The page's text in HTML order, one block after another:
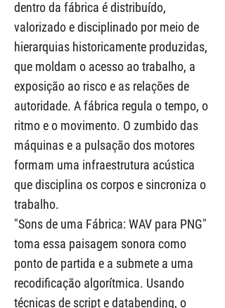
dentro da fábrica é distribuído,
valorizado e disciplinado por meio de
hierarquias historicamente produzidas,
que moldam o acesso ao trabalho, a
exposição ao risco e as relações de
autoridade. A fábrica regula o tempo, o
ritmo e o movimento. O zumbido das
máquinas e a pulsação dos motores
formam uma infraestrutura acústica
que disciplina os corpos e sincroniza o
trabalho.
"Sons de uma Fábrica: WAV para PNG"
toma essa paisagem sonora como
ponto de partida e a submete a uma
recodificação algorítmica. Usando
técnicas de script e databending, o